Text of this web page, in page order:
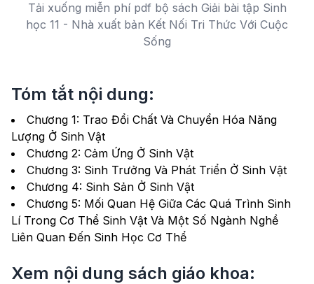
Tải xuống miễn phí pdf bộ sách Giải bài tập Sinh
học 11 - Nhà xuất bản Kết Nối Tri Thức Với Cuộc
Sống
Tóm tắt nội dung:
Chương 1: Trao Đổi Chất Và Chuyển Hóa Năng
Lượng Ở Sinh Vật
Chương 2: Cảm Ứng Ở Sinh Vật
Chương 3: Sinh Trưởng Và Phát Triển Ở Sinh Vật
Chương 4: Sinh Sản Ở Sinh Vật
Chương 5: Mối Quan Hệ Giữa Các Quá Trình Sinh
Lí Trong Cơ Thể Sinh Vật Và Một Số Ngành Nghề
Liên Quan Đến Sinh Học Cơ Thể
Xem nội dung sách giáo khoa: